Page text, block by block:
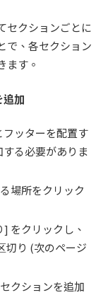
セクションごとに
で、各セクション
ます。
追加
ッターを配置す
る必要がありま
場所をクリック
をクリックし、
切り (次のページ
クションを追加